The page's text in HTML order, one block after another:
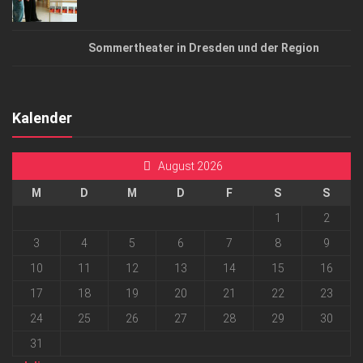
Sommertheater in Dresden und der Region
Kalender
August 2026
M D M D F S
S
1
2
3
4 5 6 7 8
9
10
11 12 13 14 15
16
17
18 19 20 21 22
23
24
25 26 27 28 29
30
31